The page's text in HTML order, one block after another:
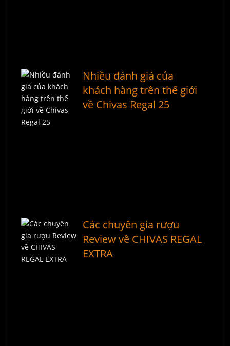
Nhiều đánh giá của
khách hàng trên thế giới
về Chivas Regal 25
Các chuyên gia rượu
Review về CHIVAS REGAL
EXTRA